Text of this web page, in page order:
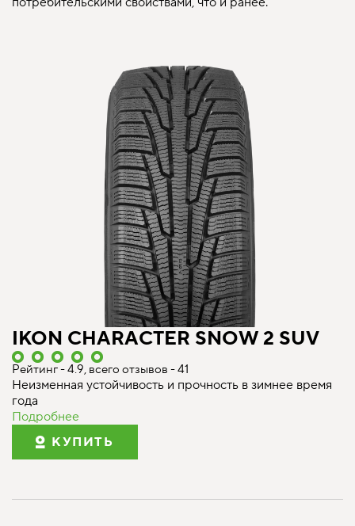
IKON CHARACTER SNOW 2 SUV
Рейтинг - 4.9, всего отзывов - 41
Неизменная устойчивость и прочность в зимнее время
года
Подробнее
КУПИТЬ